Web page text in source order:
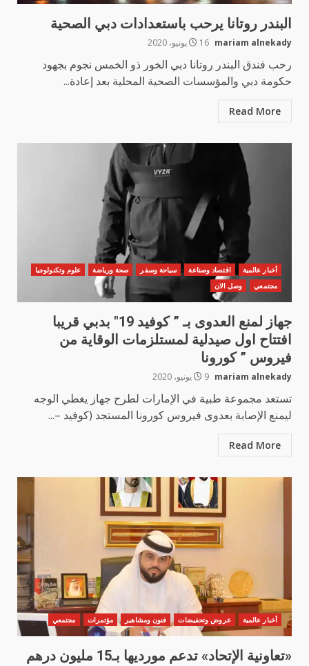
البندر روتانا يرحب باستعدادات دبي الصحية
mariam alnekady 16 يونيو، 2020
رحب فندق البندر روتانا دبي الخور ذو الخمس نجوم بجهود
حكومة دبي والمؤسسات الصحية المحلية بعد إعادة...
Read More
أخبار عالمية اقتصاد وصناعة سياحة وسفر صحة ورياضة
علوم وتكنولوجيا
مجتمعي
وصل الان
جهاز لمنع العدوى بـ ” كوفيد 19″ بدبي قريبا
افتتاح اول صيدلية لمستلزمات الوقاية من
فيروس ” كورونا
mariam alnekady 9 يونيو، 2020
تستعد مجموعة طبية في الإمارات لطرح جهاز يغطي الوجه
ليمنع الإصابة بعدوى فيروس كورونا المستجد (كوفيد –...
Read More
أخبار عالمية عروض وتحفيضات فنون ومشاهير مؤتمرات مجتمعي
«تعاونية الإتحاد» تدعم مورديها بـ15 مليون درهم